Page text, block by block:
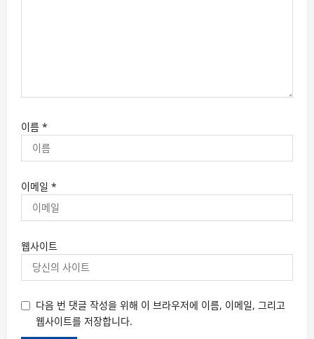
이름 *
이메일 *
웹사이트
다음 번 댓글 작성을 위해 이 브라우저에 이름, 이메일, 그리고
웹사이트를 저장합니다.